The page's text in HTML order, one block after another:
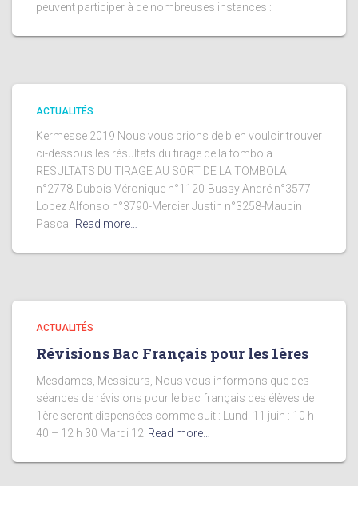
peuvent participer à de nombreuses instances :
ACTUALITÉS
Kermesse 2019 Nous vous prions de bien vouloir trouver
ci-dessous les résultats du tirage de la tombola
RESULTATS DU TIRAGE AU SORT DE LA TOMBOLA
n°2778-Dubois Véronique n°1120-Bussy André n°3577-
Lopez Alfonso n°3790-Mercier Justin n°3258-Maupin
Pascal
Read more…
ACTUALITÉS
Révisions Bac Français pour les 1ères
Mesdames, Messieurs, Nous vous informons que des
séances de révisions pour le bac français des élèves de
1ère seront dispensées comme suit : Lundi 11 juin : 10 h
40 – 12 h 30 Mardi 12 Read more…